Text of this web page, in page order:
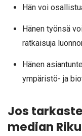
Hän voi
Hänen työnsä
ratkaisuja
Hänen
ympäristö- ja
Jos
median